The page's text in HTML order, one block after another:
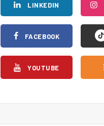
LINKEDIN
FACEBOOK
YOUTUBE